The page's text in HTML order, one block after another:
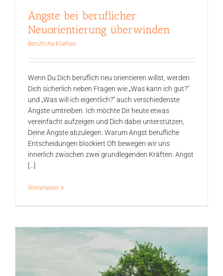
Ängste bei beruflicher
Neuorientierung überwinden
Berufliche Klarheit
Wenn Du Dich beruflich neu orientieren willst, werden
Dich sicherlich neben Fragen wie „Was kann ich gut?“
und „Was will ich eigentlich?“ auch verschiedenste
Ängste umtreiben. Ich möchte Dir heute etwas
vereinfacht aufzeigen und Dich dabei unterstützen,
Deine Ängste abzulegen. Warum Angst berufliche
Entscheidungen blockiert Oft bewegen wir uns
innerlich zwischen zwei grundlegenden Kräften: Angst
[...]
Weiterlesen